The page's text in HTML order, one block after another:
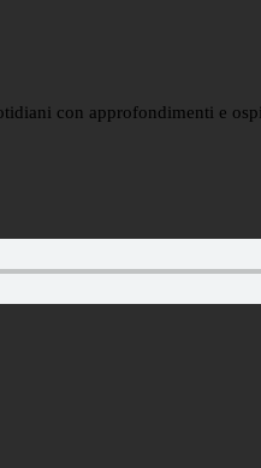
con approfondimenti e